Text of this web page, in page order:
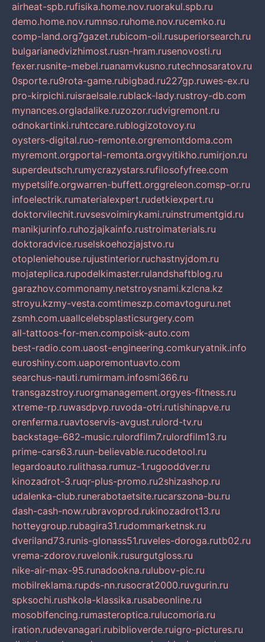
airheat-spb.rufisika.home.nov.ruorakul.spb.ru
demo.home.nov.rumnso.ruhome.nov.rucemko.ru
comp-land.org7gazet.rubicom-oil.rusuperiorsearch.ru
bulgarianedvizhimost.rusn-hram.rusenovosti.ru
fexer.rusnite-mebel.ruanamvkusno.rutechnosaratov.ru
0sporte.ru9rota-game.rubigbad.ru227gp.ruwes-ex.ru
pro-kirpichi.ruisraelsale.rublack-lady.rustroy-db.com
mynances.orgladalike.ruzozor.rudvigremont.ru
odnokartinki.ruhtccare.rublogizotovoy.ru
oysters-digital.ruo-remonte.orgremontdoma.com
myremont.orgportal-remonta.orgvyitikho.rumirjon.ru
superdeutsch.rumycrazystars.rufilosofyfree.com
mypetslife.orgwarren-buffett.orggreleon.comsp-or.ru
infoelectrik.rumaterialexpert.rudetkiexpert.ru
doktorvilechit.ruvsesvoimirykami.ruinstrumentgid.ru
manikjurinfo.ruhozjajkainfo.rustroimaterials.ru
doktoradvice.ruselskoehozjajstvo.ru
otopleniehouse.rujustinterior.ruchastnyjdom.ru
mojateplica.rupodelkimaster.rulandshaftblog.ru
garazhov.commonamy.netstroysnami.kzlcna.kz
stroyu.kzmy-vesta.comtimeszp.comavtoguru.net
zsmh.com.uaallcelebsplasticsurgery.com
all-tattoos-for-men.compoisk-auto.com
best-radio.com.uaost-engineering.comkuryatnik.info
euroshiny.com.uaporemontuavto.com
searchus-nauti.rumirmam.infosmi366.ru
transgazstroy.ruorgmanagement.orgyes-fitness.ru
xtreme-rp.ruwasdpvp.ruvoda-otri.rutishinapve.ru
orenferma.ruavtoservis-avgust.rulord-tv.ru
backstage-682-music.rulordfilm7.rulordfilm13.ru
prime-cars63.ruun-believable.rucodetool.ru
legardoauto.rulithasa.rumuz-1.rugooddver.ru
kinozadrot-3.ruqr-plus-promo.ru2shizashop.ru
udalenka-club.runerabotaetsite.rucarszona-bu.ru
dash-cash-now.rubravoprod.rukinozadrot13.ru
hotteygroup.rubagira31.rudommarketnsk.ru
dveriland73.runis-glonass51.ruveles-doroga.rutb02.ru
vrema-zdorov.ruvelonik.rusurgutgloss.ru
nike-air-max-95.runadookna.rulubov-pic.ru
mobilreklama.rupds-nn.rusocrat2000.ruvgurin.ru
spksochi.rushkola-klassika.rusabeonline.ru
mosoblfencing.rumasteroptica.rulucomoria.ru
iration.rudevanagari.rubiblioverde.ruigro-pictures.ru